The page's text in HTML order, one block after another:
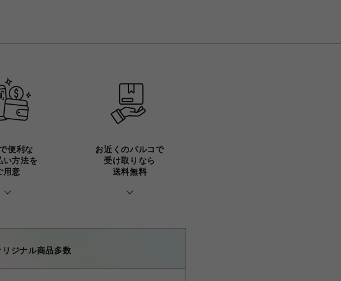
便利な
い方法を
用意
お近くのパルコで
受け取りなら
送料無料
リジナル商品多数